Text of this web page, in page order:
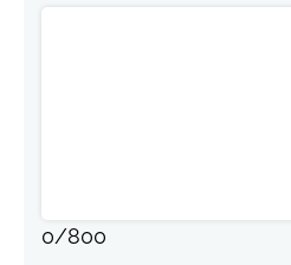
0/800